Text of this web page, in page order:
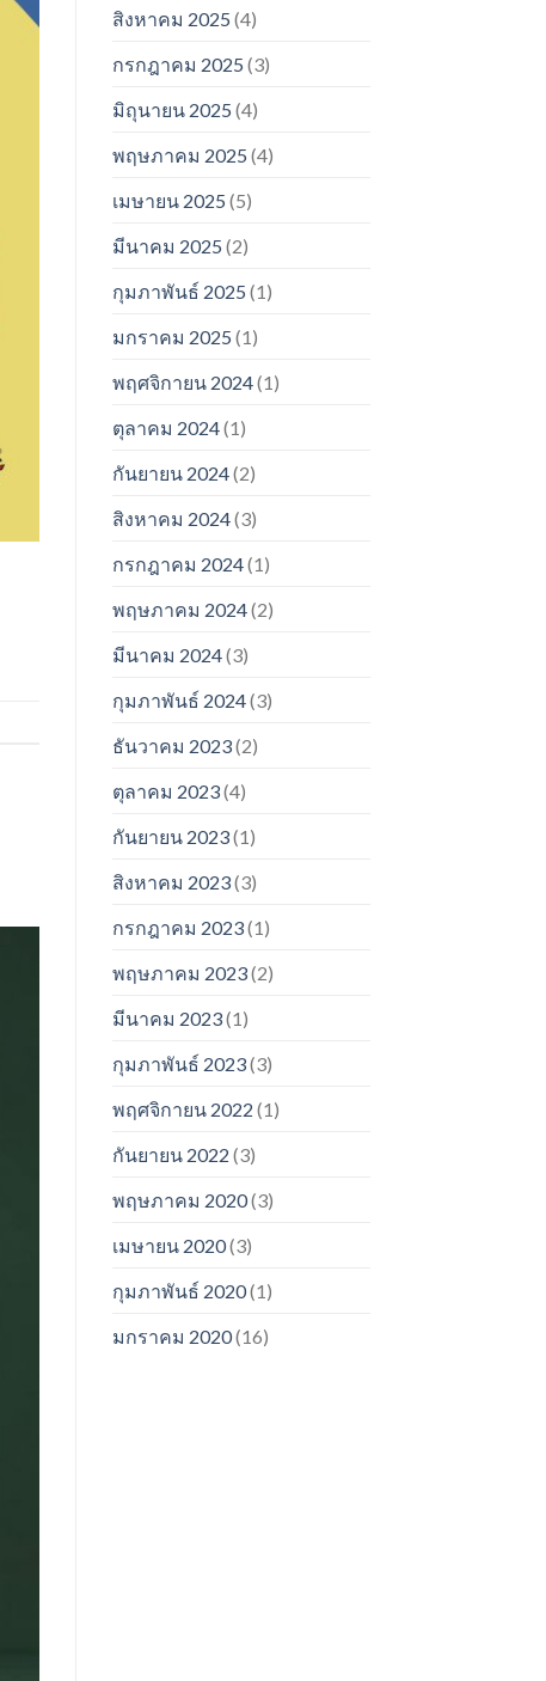
สิงหาคม 2025 (4)
กรกฎาคม 2025 (3)
มิถุนายน 2025 (4)
พฤษภาคม 2025 (4)
เมษายน 2025 (5)
มีนาคม 2025 (2)
กุมภาพันธ์ 2025 (1)
มกราคม 2025 (1)
พฤศจิกายน 2024(1)
ตุลาคม 2024(1)
กันยายน 2024(2)
สิงหาคม 2024(3)
กรกฎาคม 2024(1)
พฤษภาคม 2024(2)
มีนาคม 2024(3)
กุมภาพันธ์ 2024(3)
ธันวาคม 2023(2)
ตุลาคม 2023(4)
กันยายน 2023(1)
สิงหาคม 2023(3)
กรกฎาคม 2023(1)
พฤษภาคม 2023(2)
มีนาคม 2023(1)
กุมภาพันธ์ 2023(3)
พฤศจิกายน 2022 (1)
กันยายน 2022 (3)
พฤษภาคม 2020(3)
เมษายน 2020(3)
กุมภาพันธ์ 2020(1)
มกราคม 2020(16)